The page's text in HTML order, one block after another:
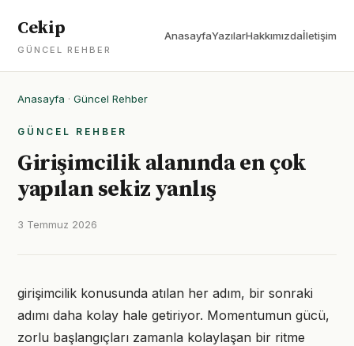
Cekip
GÜNCEL REHBER
AnasayfaYazılarHakkımızdaİletişim
Anasayfa · Güncel Rehber
GÜNCEL REHBER
Girişimcilik alanında en çok
yapılan sekiz yanlış
3 Temmuz 2026
girişimcilik konusunda atılan her adım, bir sonraki
adımı daha kolay hale getiriyor. Momentumun gücü,
zorlu başlangıçları zamanla kolaylaşan bir ritme